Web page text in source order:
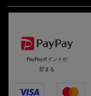
PayPayポイントが
貯まる